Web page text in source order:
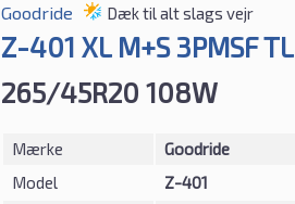
Goodride Dæk til alt slags vejr
Z-401 XL M+S 3PMSF TL
265/45R20 108W
Mærke
Goodride
Model
Z-401